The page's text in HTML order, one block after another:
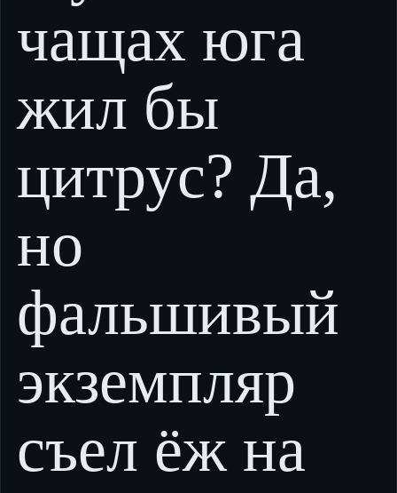
чащах юга
жил бы
цитрус? Да,
но
фальшивый
экземпляр
съел ёж на